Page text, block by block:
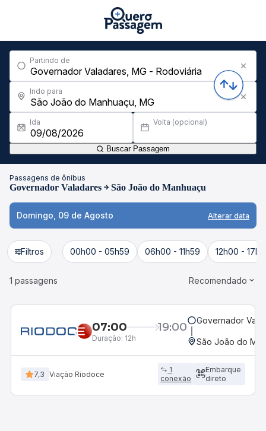
Partindo de
Indo para
Ida Volta (opcional)
Buscar Passagem
Passagens de ônibus
Governador Valadares São João do Manhuaçu
Domingo, 09 de Agosto Alterar data
Filtros 00h00 - 05h59 06h00 - 11h59 12h00 -
1 passagens Recomendado
07:00 19:00
Duração: 12h
Governador
São João do
7,3 Viação Riodoce
1
conexão
Embarque
direto